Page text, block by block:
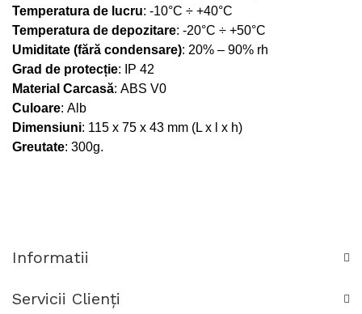
Temperatura de lucru: -10°C ÷ +40°C
Temperatura de depozitare: -20°C ÷ +50°C
Umiditate (fără condensare): 20% – 90% rh
Grad de protecție: IP 42
Material Carcasă: ABS V0
Culoare: Alb
Dimensiuni: 115 x 75 x 43 mm (L x l x h)
Greutate: 300g.
Informatii
Servicii Clienţi